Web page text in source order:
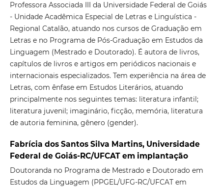
Professora Associada III da Universidade Federal de Goiás
- Unidade Acadêmica Especial de Letras e Linguística -
Regional Catalão, atuando nos cursos de Graduação em
Letras e no Programa de Pós-Graduação em Estudos da
Linguagem (Mestrado e Doutorado). É autora de livros,
capítulos de livros e artigos em periódicos nacionais e
internacionais especializados. Tem experiência na área de
Letras, com ênfase em Estudos Literários, atuando
principalmente nos seguintes temas: literatura infantil;
literatura juvenil; imaginário, ficção, memória, literatura
de autoria feminina, gênero (gender).
Fabrícia dos Santos Silva Martins, Universidade
Federal de Goiás-RC/UFCAT em implantação
Doutoranda no Programa de Mestrado e Doutorado em
Estudos da Linguagem (PPGEL/UFG-RC/UFCAT em